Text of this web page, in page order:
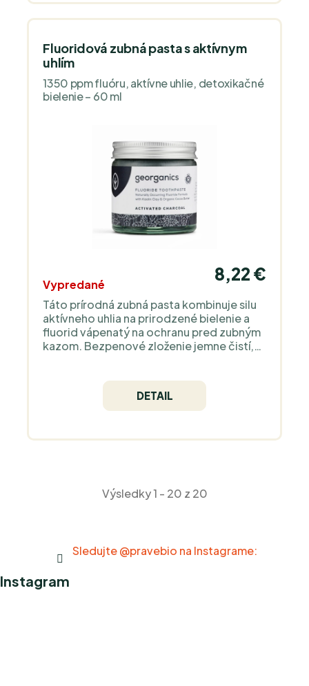
Fluoridová zubná pasta s aktívnym
uhlím
1350 ppm fluóru, aktívne uhlie, detoxikačné
bielenie – 60 ml
Vypredané
8,22 €
Táto prírodná zubná pasta kombinuje silu
aktívneho uhlia na prirodzené bielenie a
fluorid vápenatý na ochranu pred zubným
kazom. Bezpenové zloženie jemne čistí,
DETAIL
Výsledky 1 - 20 z 20
Sledujte @pravebio na Instagrame:
Instagram